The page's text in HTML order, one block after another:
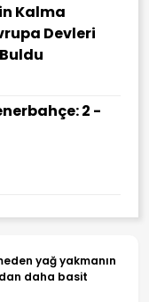
Kalma
Devleri
2 -
yağ yakmanın
daha basit